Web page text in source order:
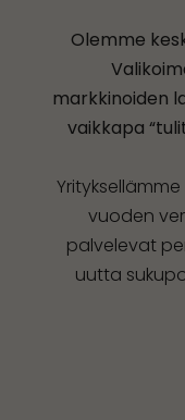
Olemme
markkinoiden
vaikkapa
vuoden
palvelevat
uutta